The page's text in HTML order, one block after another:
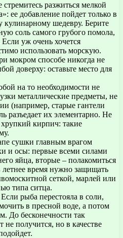
стремитесь разжиться мелкой
ее добавление пойдет только в
кулинарному шедевру. Берите
соль самого грубого помола,
уж очень хочется
использовать морскую.
мокром способе никогда не
доверху: оставьте место для
на то необходимости не
металлические предметы, не
(например, старые гантели
разъедает их элементарно. Не
кирпич: такие
сушки главным врагом
и осы: первые всеми силами
яйца, вторые – полакомиться
летнее время нужно защищать
сеткой, марлей или
типа ситца.
Если рыба перестояла в соли,
в пресной воде, а потом
До бесконечности так
не получится, но в качестве